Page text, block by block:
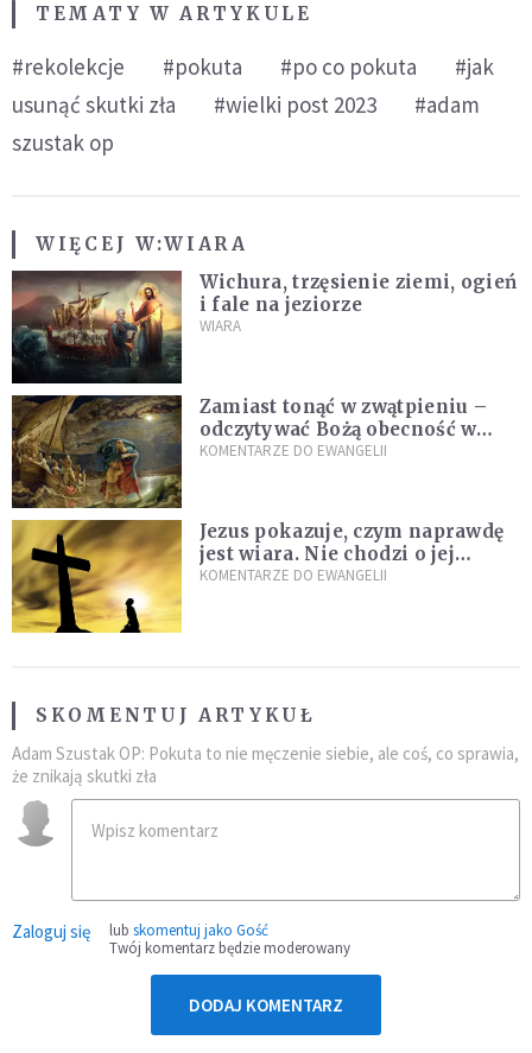
TEMATY W ARTYKULE
#rekolekcje #pokuta #po co pokuta
#jak
usunąć skutki zła
#wielki post 2023
#adam
szustak op
WIĘCEJ W:WIARA
Wichura, trzęsienie ziemi, ogień
i fale na jeziorze
WIARA
Zamiast tonąć w zwątpieniu –
odczytywać Bożą obecność w
burzach codziennego życia
KOMENTARZE DO EWANGELII
Jezus pokazuje, czym naprawdę
jest wiara. Nie chodzi o jej
wielkość
KOMENTARZE DO EWANGELII
SKOMENTUJ ARTYKUŁ
Adam Szustak OP: Pokuta to nie męczenie siebie, ale coś, co sprawia,
że znikają skutki zła
Zaloguj się lub skomentuj jako Gość
Twój komentarz będzie moderowany
DODAJ KOMENTARZ